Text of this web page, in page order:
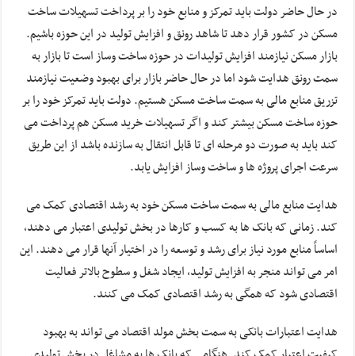
در حال حاضر دولت باید تمرکز و منابع خود را بر پرداخت تسهیلات ساخت
مسکن در کشور قرار دهد تا شاهد رونق و افزایش تولید در این حوزه باشیم.
بازار مسکن نیازمند افزایش تولیدات در حوزه ساخت وساز است تا بازار به
سمت رونق هدایت شود اما در حال حاضر بازار برای بهبود وضعیت نیازمند
تزریق منابع مالی به سمت ساخت مسکن هستیم. دولت باید تمرکز خود را بر
حوزه ساخت مسکن بیشتر کند و اگر تسهیلات خرید مسکن هم پرداخت می
کند باید به صورت دو مرحله ای تا قابل انتقال به سازنده باشد از این طریق
سرعت اجرای پروژه ها و ساخت وساز افزایش یابد.
هدایت منابع مالی به سمت ساخت مسکن خود به رشد اقتصادی کمک می
کند. زمانی که بانک ها به کسب و کارها در بخش تولیدی اعتبار می دهند،
اساساً منابع مورد نیاز برای رشد و توسعه را در اختیار آنها قرار می دهند. این
امر می تواند منجر به افزایش تولید، ایجاد شغل و سطوح بالاتر فعالیت
اقتصادی شود که همگی به رشد اقتصادی کمک می کنند.
هدایت اعتبارات بانکی به سمت بخش مولد اقتصاد می تواند به بهبود